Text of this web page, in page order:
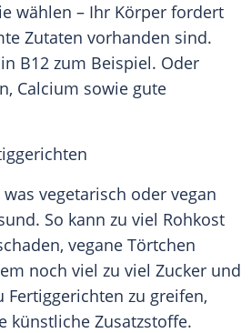
wählen – Ihr Körper fordert
Zutaten vorhanden sind.
B12 zum Beispiel. Oder
Calcium sowie gute
vegetarisch oder vegan
So kann zu viel Rohkost
vegane Törtchen
noch viel zu viel Zucker und
Fertiggerichten zu greifen,
künstliche Zusatzstoffe.